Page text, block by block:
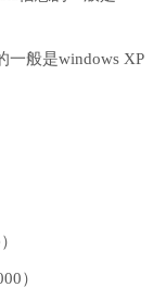
一般是windows XP
）